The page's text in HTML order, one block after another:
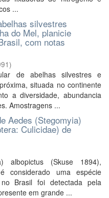
...
silvestres
do Mel, planicie
com notas
)
de abelhas silvestres e
situada no continente
a diversidade, abundancia
Amostragens ...
Aedes (Stegomyia)
Culicidae) de
albopictus (Skuse 1894),
considerado uma espécie
Brasil foi detectada pela
em grande ...